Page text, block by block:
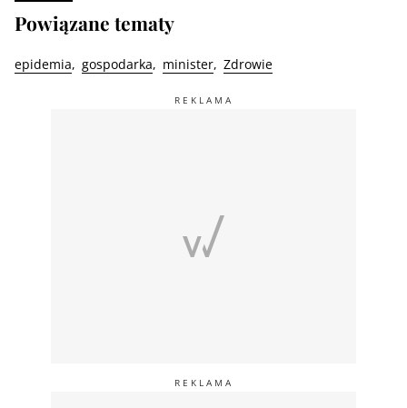
Powiązane tematy
epidemia gospodarka minister Zdrowie